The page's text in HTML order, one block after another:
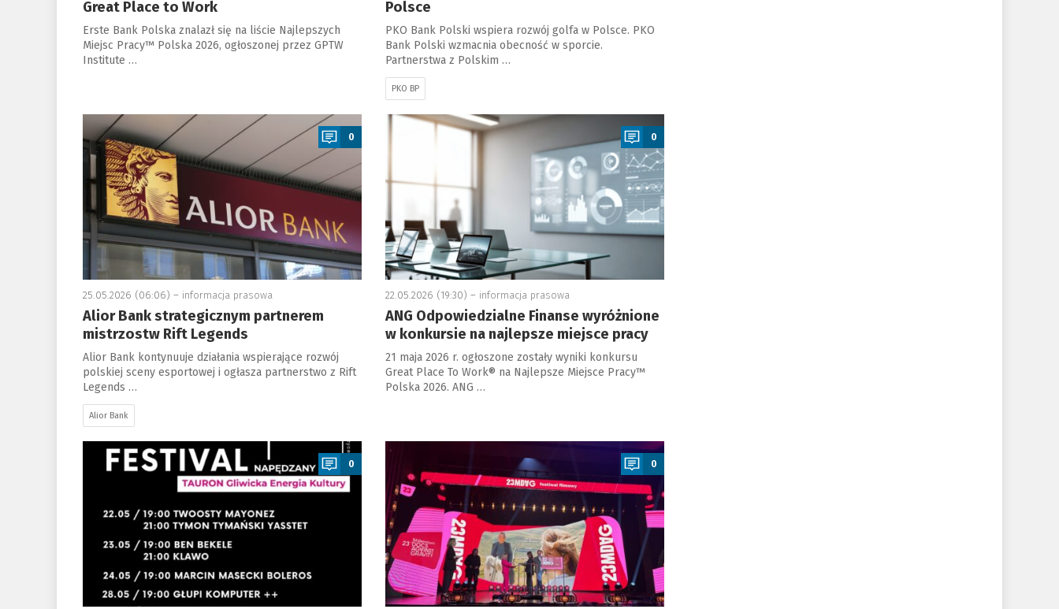
Great Place to Work
Erste Bank Polska znalazł się na liście Najlepszych
Miejsc Pracy™ Polska 2026, ogłoszonej przez GPTW
Institute …
Polsce
PKO Bank Polski wspiera rozwój golfa w Polsce. PKO
Bank Polski wzmacnia obecność w sporcie.
Partnerstwa z Polskim …
PKO BP
a
0
25.05.2026 (06:06) – informacja prasowa
Alior Bank strategicznym partnerem
mistrzostw Rift Legends
Alior Bank kontynuuje działania wspierające rozwój
polskiej sceny esportowej i ogłasza partnerstwo z Rift
Legends …
Alior Bank
a
0
22.05.2026 (19:30) – informacja prasowa
ANG Odpowiedzialne Finanse wyróżnione
w konkursie na najlepsze miejsce pracy
21 maja 2026 r. ogłoszone zostały wyniki konkursu
Great Place To Work® na Najlepsze Miejsce Pracy™
Polska 2026. ANG …
a
0
a
0